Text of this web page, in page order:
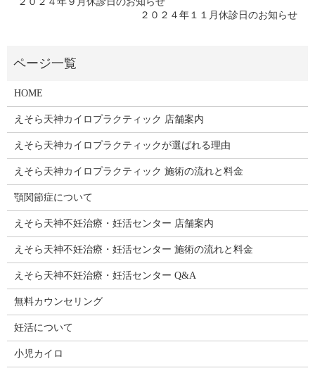
２０２４年１１月休診日のお知らせ
HOME
えそら天神カイロプラクティック 店舗案内
えそら天神カイロプラクティックが選ばれる理由
えそら天神カイロプラクティック 施術の流れと料金
顎関節症について
えそら天神不妊治療・妊活センター 店舗案内
えそら天神不妊治療・妊活センター 施術の流れと料金
えそら天神不妊治療・妊活センター Q&A
無料カウンセリング
妊活について
小児カイロ